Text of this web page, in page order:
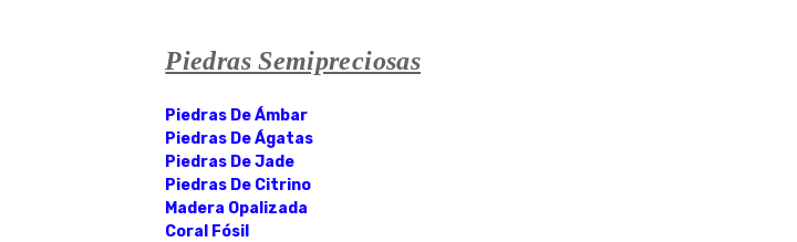
Piedras Semipreciosas
Piedras De Ámbar
Piedras De Ágatas
Piedras De Jade
Piedras De Citrino
Madera Opalizada
Coral Fósil